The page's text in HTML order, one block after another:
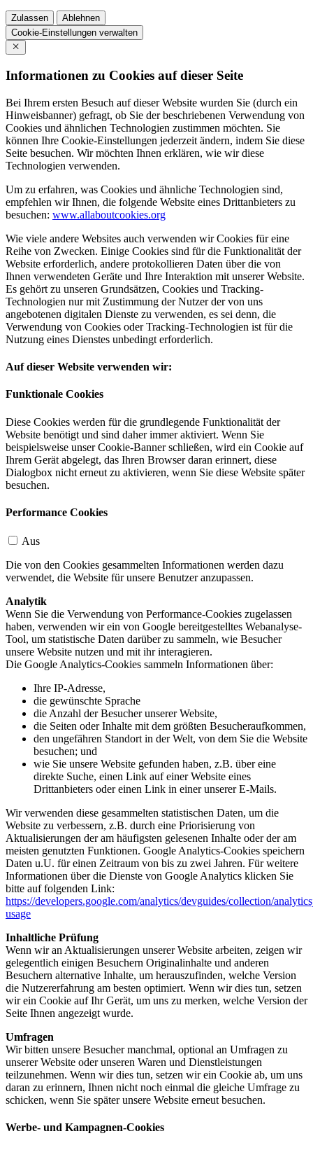
Zulassen
Ablehnen
Cookie-Einstellungen verwalten
Informationen zu Cookies auf dieser Seite
Bei Ihrem ersten Besuch auf dieser Website wurden Sie (durch ein
Hinweisbanner) gefragt, ob Sie der beschriebenen Verwendung von
Cookies und ähnlichen Technologien zustimmen möchten. Sie
können Ihre Cookie-Einstellungen jederzeit ändern, indem Sie diese
Seite besuchen. Wir möchten Ihnen erklären, wie wir diese
Technologien verwenden.
Um zu erfahren, was Cookies und ähnliche Technologien sind,
empfehlen wir Ihnen, die folgende Website eines Drittanbieters zu
besuchen: www.allaboutcookies.org
Wie viele andere Websites auch verwenden wir Cookies für eine
Reihe von Zwecken. Einige Cookies sind für die Funktionalität der
Website erforderlich, andere protokollieren Daten über die von
Ihnen verwendeten Geräte und Ihre Interaktion mit unserer Website.
Es gehört zu unseren Grundsätzen, Cookies und Tracking-
Technologien nur mit Zustimmung der Nutzer der von uns
angebotenen digitalen Dienste zu verwenden, es sei denn, die
Verwendung von Cookies oder Tracking-Technologien ist für die
Nutzung eines Dienstes unbedingt erforderlich.
Auf dieser Website verwenden wir:
Funktionale Cookies
Diese Cookies werden für die grundlegende Funktionalität der
Website benötigt und sind daher immer aktiviert. Wenn Sie
beispielsweise unser Cookie-Banner schließen, wird ein Cookie auf
Ihrem Gerät abgelegt, das Ihren Browser daran erinnert, diese
Dialogbox nicht erneut zu aktivieren, wenn Sie diese Website später
besuchen.
Performance Cookies
Aus
Die von den Cookies gesammelten Informationen werden dazu
verwendet, die Website für unsere Benutzer anzupassen.
Analytik
Wenn Sie die Verwendung von Performance-Cookies zugelassen
haben, verwenden wir ein von Google bereitgestelltes Webanalyse-
Tool, um statistische Daten darüber zu sammeln, wie Besucher
unsere Website nutzen und mit ihr interagieren.
Die Google Analytics-Cookies sammeln Informationen über:
Ihre IP-Adresse,
die gewünschte Sprache
die Anzahl der Besucher unserer Website,
die Seiten oder Inhalte mit dem größten Besucheraufkommen,
den ungefähren Standort in der Welt, von dem Sie die Website
besuchen; und
wie Sie unsere Website gefunden haben, z.B. über eine
direkte Suche, einen Link auf einer Website eines
Drittanbieters oder einen Link in einer unserer E-Mails.
Wir verwenden diese gesammelten statistischen Daten, um die
Website zu verbessern, z.B. durch eine Priorisierung von
Aktualisierungen der am häufigsten gelesenen Inhalte oder der am
meisten genutzten Funktionen. Google Analytics-Cookies speichern
Daten u.U. für einen Zeitraum von bis zu zwei Jahren. Für weitere
Informationen über die Dienste von Google Analytics klicken Sie
bitte auf folgenden Link:
https://developers.google.com/analytics/devguides/collection/
usage
Inhaltliche Prüfung
Wenn wir an Aktualisierungen unserer Website arbeiten, zeigen wir
gelegentlich einigen Besuchern Originalinhalte und anderen
Besuchern alternative Inhalte, um herauszufinden, welche Version
die Nutzererfahrung am besten optimiert. Wenn wir dies tun, setzen
wir ein Cookie auf Ihr Gerät, um uns zu merken, welche Version der
Seite Ihnen angezeigt wurde.
Umfragen
Wir bitten unsere Besucher manchmal, optional an Umfragen zu
unserer Website oder unseren Waren und Dienstleistungen
teilzunehmen. Wenn wir dies tun, setzen wir ein Cookie ab, um uns
daran zu erinnern, Ihnen nicht noch einmal die gleiche Umfrage zu
schicken, wenn Sie später unsere Website erneut besuchen.
Werbe- und Kampagnen-Cookies